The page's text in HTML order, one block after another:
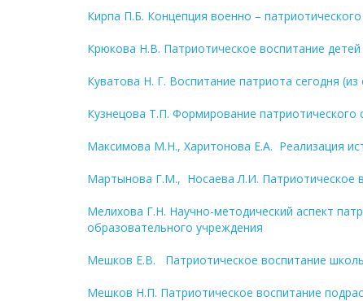
Кирпа П.Б. Концепция военно –
Крюкова Н.В. Патриотическое воспитание
Куватова Н. Г. Воспитание патриота сегодня
Кузнецова Т.П. Формирование патриотического
Максимова М.Н., Харитонова Е.А. Реализация
Мартынова Г.М., Носаева Л.И. Патриотическое
Мелихова Г.Н. Научно-методический аспект
образовательного учреждения
Мешков Е.В. Патриотическое воспитание
Мешков Н.П. Патриотическое воспитание